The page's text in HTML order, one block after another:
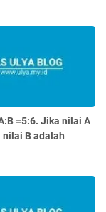
=5:6. Jika nilai A
nilai B adalah